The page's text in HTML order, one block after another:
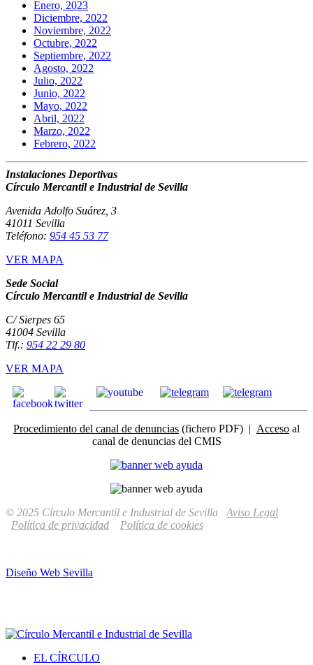
Enero, 2023
Diciembre, 2022
Noviembre, 2022
Octubre, 2022
Septiembre, 2022
Agosto, 2022
Julio, 2022
Junio, 2022
Mayo, 2022
Abril, 2022
Marzo, 2022
Febrero, 2022
Instalaciones Deportivas
Círculo Mercantil e Industrial de Sevilla
Avenida Adolfo Suárez, 3
41011 Sevilla
Teléfono: 954 45 53 77
VER MAPA
Sede Social
Círculo Mercantil e Industrial de Sevilla
C/ Sierpes 65
41004 Sevilla
Tlf.: 954 22 29 80
VER MAPA
Procedimiento del canal de denuncias (fichero PDF) | Acceso al
canal de denuncias del CMIS
© 2025 Círculo Mercantil e Industrial de Sevilla Aviso Legal
Política de privacidad
Política de cookies
Diseño Web Sevilla
EL CÍRCULO